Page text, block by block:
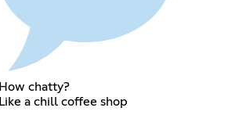
How chatty?
Like a chill coffee shop